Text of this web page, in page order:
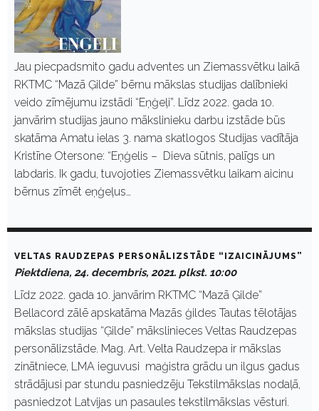
Jau piecpadsmito gadu adventes un Ziemassvētku laikā
RKTMC “Mazā Ģilde” bērnu mākslas studijas dalībnieki
veido zīmējumu izstādi “Eņģeļi”. Līdz 2022. gada 10.
janvārim studijas jauno mākslinieku darbu izstāde būs
skatāma Amatu ielas 3. nama skatlogos Studijas vadītāja
Kristīne Otersone: “Eņģelis – Dieva sūtnis, palīgs un
labdaris. Ik gadu, tuvojoties Ziemassvētku laikam aicinu
bērnus zīmēt eņģeļus…
VELTAS RAUDZEPAS PERSONĀLIZSTĀDE “IZAICINĀJUMS”
Piektdiena, 24. decembris, 2021. plkst. 10:00
Līdz 2022. gada 10. janvārim RKTMC “Mazā Ģilde”
Bellacord zālē apskatāma Mazās ģildes Tautas tēlotājas
mākslas studijas “Ģilde” mākslinieces Veltas Raudzepas
personālizstāde. Mag. Art. Velta Raudzepa ir mākslas
zinātniece, LMA ieguvusi maģistra grādu un ilgus gadus
strādājusi par stundu pasniedzēju Tekstilmākslas nodaļā,
pasniedzot Latvijas un pasaules tekstilmākslas vēsturi.